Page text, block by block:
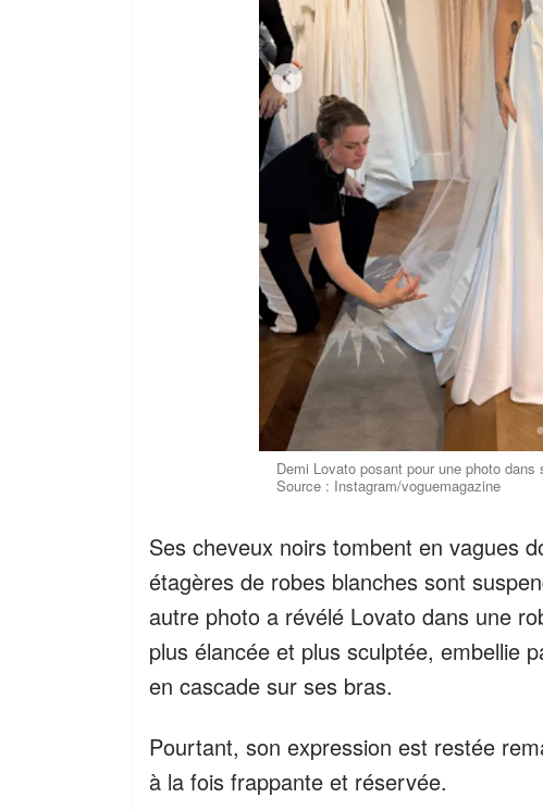
Demi Lovato posant pour une photo
Source : Instagram/voguemagazine
Ses cheveux noirs tombent en vagues
étagères de robes blanches sont
autre photo a révélé Lovato dans une
plus élancée et plus sculptée, embellie
en cascade sur ses bras.
Pourtant, son expression est restée
à la fois frappante et réservée.